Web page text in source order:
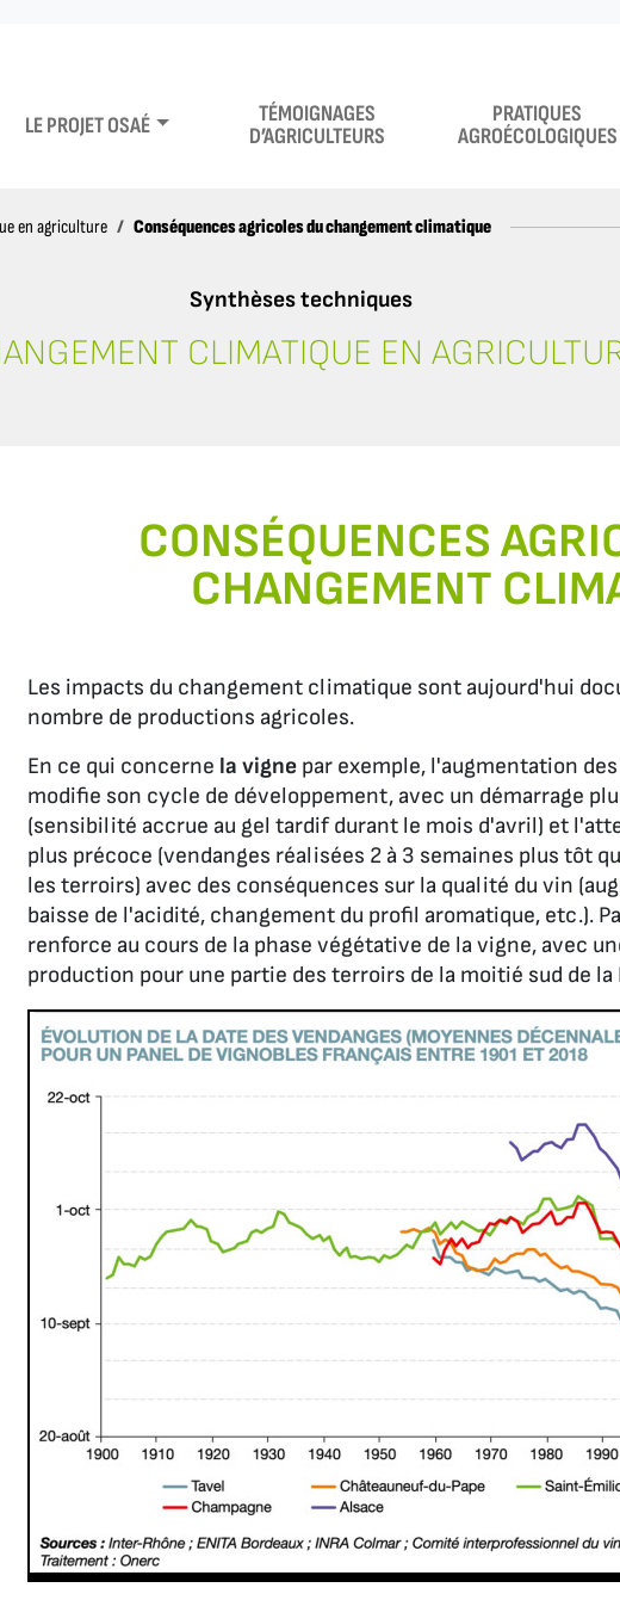
LE PROJET OSAÉ
TÉMOIGNAGES
D’AGRICULTEURS
PRATIQUES
AGROÉCOLOGIQUES
en agriculture Conséquences agricoles du changement climatique
Synthèses techniques
DU CHANGEMENT CLIMATIQUE
CLIMATIQUE EN
CONSÉQUENCES
CHANGEMENT
Les impacts du changement climatique sont aujourd'hui
nombre de productions agricoles.
En ce qui concerne la vigne par exemple, l'augmentation
modifie son cycle de développement, avec un démarrage
(sensibilité accrue au gel tardif durant le mois d'avril) et
plus précoce (vendanges réalisées 2 à 3 semaines plus tôt
les terroirs) avec des conséquences sur la qualité du vin
baisse de l'acidité, changement du profil aromatique, etc.).
renforce au cours de la phase végétative de la vigne, avec
production pour une partie des terroirs de la moitié sud de la